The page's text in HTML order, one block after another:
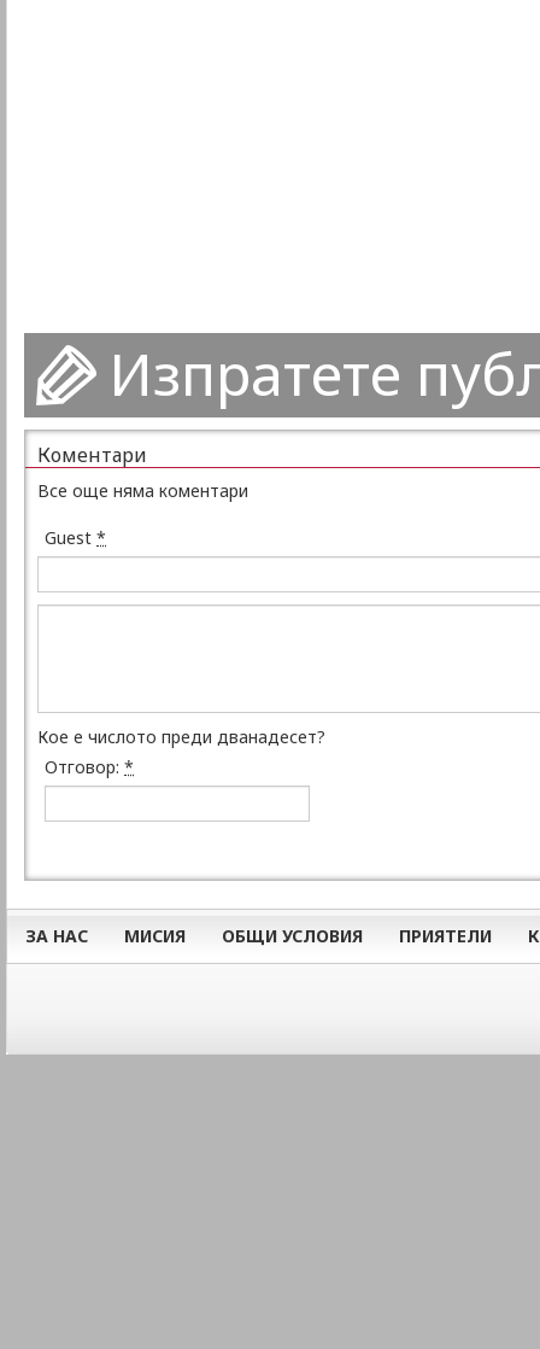
Изпратете
Коментари
Все още няма коментари
Guest *
Кое е числото преди дванадесет?
Отговор: *
ЗА НАС МИСИЯ ОБЩИ УСЛОВИЯ ПРИЯТЕЛИ